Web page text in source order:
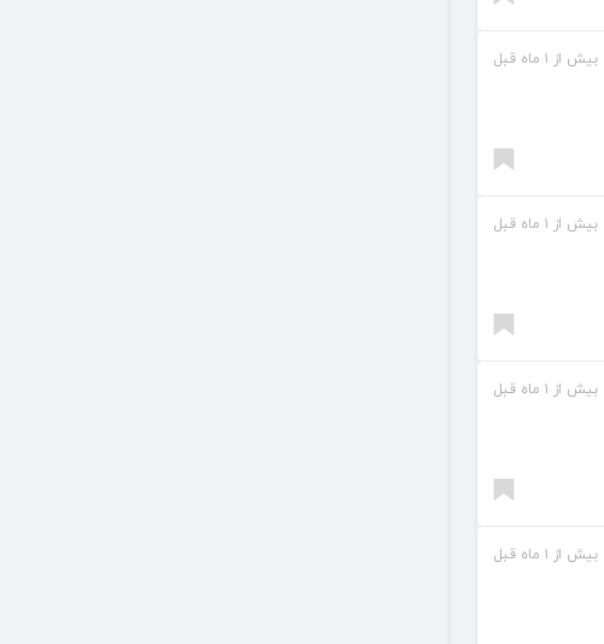
بیش از ۱ ماه قبل
بیش از ۱ ماه قبل
بیش از ۱ ماه قبل
بیش از ۱ ماه قبل